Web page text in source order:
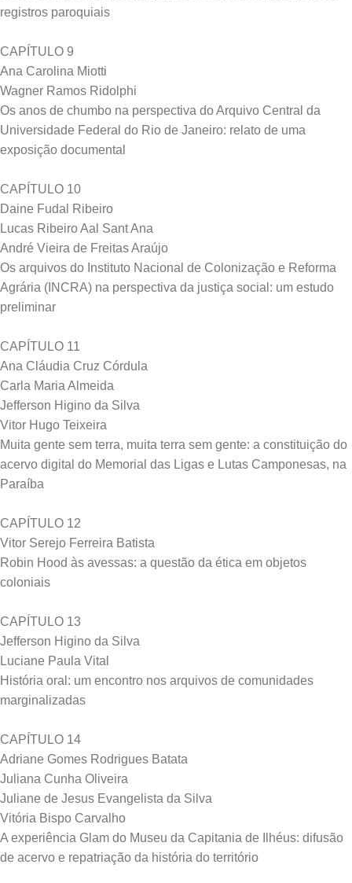
registros paroquiais
CAPÍTULO 9
Ana Carolina Miotti
Wagner Ramos Ridolphi
Os anos de chumbo na perspectiva do Arquivo Central da
Universidade Federal do Rio de Janeiro: relato de uma
exposição documental
CAPÍTULO 10
Daine Fudal Ribeiro
Lucas Ribeiro Aal Sant Ana
André Vieira de Freitas Araújo
Os arquivos do Instituto Nacional de Colonização e Reforma
Agrária (INCRA) na perspectiva da justiça social: um estudo
preliminar
CAPÍTULO 11
Ana Cláudia Cruz Córdula
Carla Maria Almeida
Jefferson Higino da Silva
Vitor Hugo Teixeira
Muita gente sem terra, muita terra sem gente: a constituição do
acervo digital do Memorial das Ligas e Lutas Camponesas, na
Paraíba
CAPÍTULO 12
Vitor Serejo Ferreira Batista
Robin Hood às avessas: a questão da ética em objetos
coloniais
CAPÍTULO 13
Jefferson Higino da Silva
Luciane Paula Vital
História oral: um encontro nos arquivos de comunidades
marginalizadas
CAPÍTULO 14
Adriane Gomes Rodrigues Batata
Juliana Cunha Oliveira
Juliane de Jesus Evangelista da Silva
Vitória Bispo Carvalho
A experiência Glam do Museu da Capitania de Ilhéus: difusão
de acervo e repatriação da história do território